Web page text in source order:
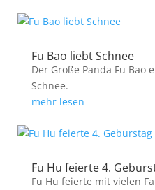
Fu Bao liebt Schnee
Der Große Panda Fu Bao
Schnee.
mehr lesen
Fu Hu feierte 4.
Fu Hu feierte mit vielen